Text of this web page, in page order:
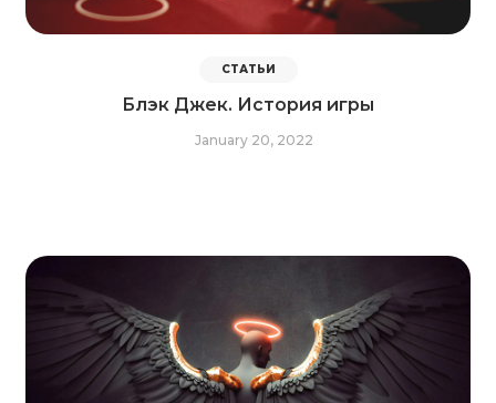
СТАТЬИ
Блэк Джек. История игры
January 20, 2022